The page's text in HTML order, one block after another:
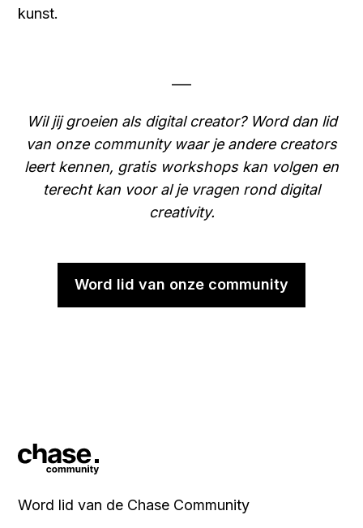
kunst.
Wil jij groeien als digital creator? Word dan lid
van onze community waar je andere creators
leert kennen, gratis workshops kan volgen en
terecht kan voor al je vragen rond digital
creativity.
Word lid van onze community
Word lid van de Chase Community